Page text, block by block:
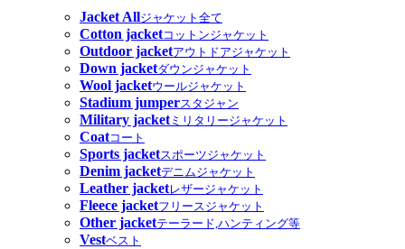
Jacket Allジャケット全て
Cotton jacketコットンジャケット
Outdoor jacketアウトドアジャケット
Down jacketダウンジャケット
Wool jacketウールジャケット
Stadium jumperスタジャン
Military jacketミリタリージャケット
Coatコート
Sports jacketスポーツジャケット
Denim jacketデニムジャケット
Leather jacketレザージャケット
Fleece jacketフリースジャケット
Other jacketテーラード,ハンティング等
Vestベスト